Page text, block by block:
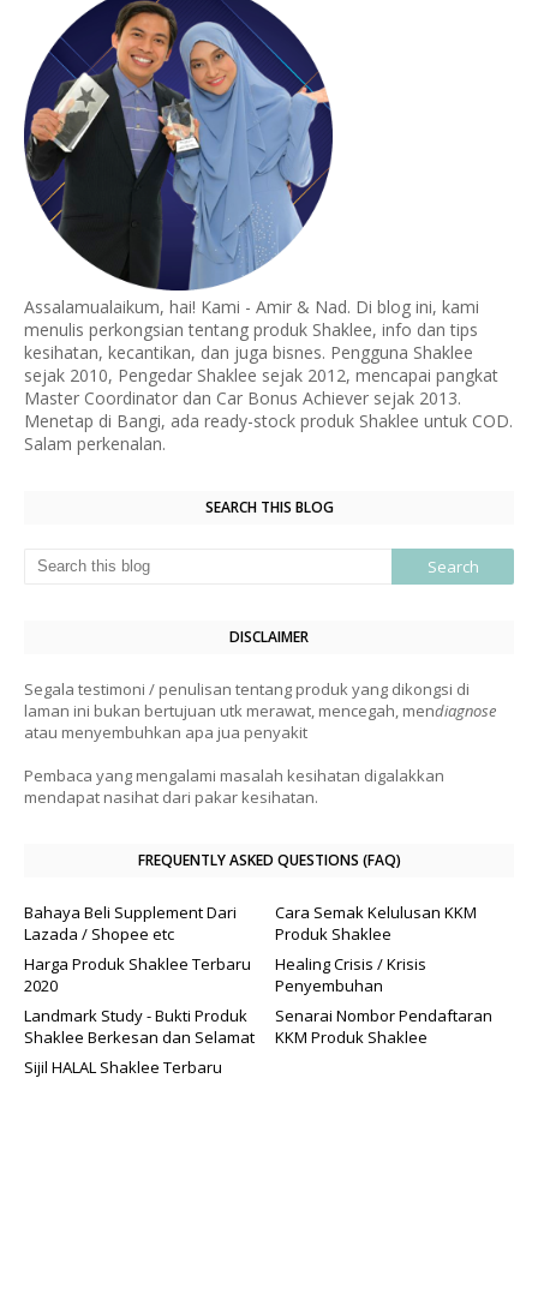
Assalamualaikum, hai! Kami - Amir & Nad. Di blog ini, kami
menulis perkongsian tentang produk Shaklee, info dan tips
kesihatan, kecantikan, dan juga bisnes. Pengguna Shaklee
sejak 2010, Pengedar Shaklee sejak 2012, mencapai pangkat
Master Coordinator dan Car Bonus Achiever sejak 2013.
Menetap di Bangi, ada ready-stock produk Shaklee untuk COD.
Salam perkenalan.
SEARCH THIS BLOG
DISCLAIMER
Segala testimoni / penulisan tentang produk yang dikongsi di
laman ini bukan bertujuan utk merawat, mencegah, mendiagnose
atau menyembuhkan apa jua penyakit
Pembaca yang mengalami masalah kesihatan digalakkan
mendapat nasihat dari pakar kesihatan.
FREQUENTLY ASKED QUESTIONS (FAQ)
Bahaya Beli Supplement Dari
Lazada / Shopee etc
Cara Semak Kelulusan KKM
Produk Shaklee
Harga Produk Shaklee Terbaru
2020
Healing Crisis / Krisis
Penyembuhan
Landmark Study - Bukti Produk
Shaklee Berkesan dan Selamat
Senarai Nombor Pendaftaran
KKM Produk Shaklee
Sijil HALAL Shaklee Terbaru